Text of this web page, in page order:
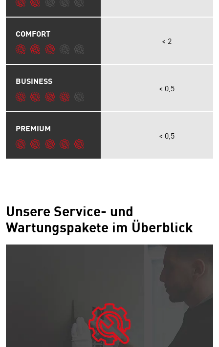
COMFORT
< 2
BUSINESS
< 0,5
PREMIUM
< 0,5
Unsere Service- und
Wartungspakete im Überblick